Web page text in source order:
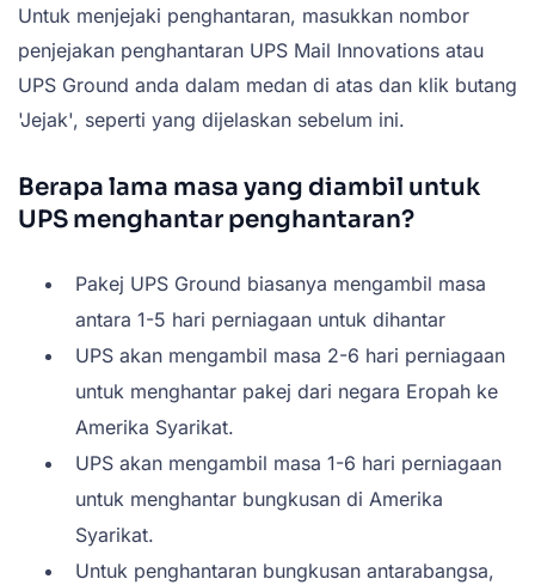
Untuk menjejaki penghantaran, masukkan nombor
penjejakan penghantaran UPS Mail Innovations atau
UPS Ground anda dalam medan di atas dan klik butang
'Jejak', seperti yang dijelaskan sebelum ini.
Berapa lama masa yang diambil untuk
UPS menghantar penghantaran?
Pakej UPS Ground biasanya mengambil masa
antara 1-5 hari perniagaan untuk dihantar
UPS akan mengambil masa 2-6 hari perniagaan
untuk menghantar pakej dari negara Eropah ke
Amerika Syarikat.
UPS akan mengambil masa 1-6 hari perniagaan
untuk menghantar bungkusan di Amerika
Syarikat.
Untuk penghantaran bungkusan antarabangsa,